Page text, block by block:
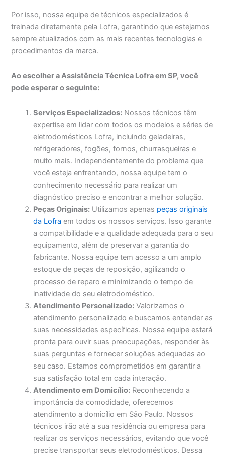
Por isso, nossa equipe de técnicos especializados é
treinada diretamente pela Lofra, garantindo que estejamos
sempre atualizados com as mais recentes tecnologias e
procedimentos da marca.
Ao escolher a Assistência Técnica Lofra em SP, você
pode esperar o seguinte:
Serviços Especializados: Nossos técnicos têm
expertise em lidar com todos os modelos e séries de
eletrodomésticos Lofra, incluindo geladeiras,
refrigeradores, fogões, fornos, churrasqueiras e
muito mais. Independentemente do problema que
você esteja enfrentando, nossa equipe tem o
conhecimento necessário para realizar um
diagnóstico preciso e encontrar a melhor solução.
Peças Originais: Utilizamos apenas peças originais
da Lofra em todos os nossos serviços. Isso garante
a compatibilidade e a qualidade adequada para o seu
equipamento, além de preservar a garantia do
fabricante. Nossa equipe tem acesso a um amplo
estoque de peças de reposição, agilizando o
processo de reparo e minimizando o tempo de
inatividade do seu eletrodoméstico.
Atendimento Personalizado: Valorizamos o
atendimento personalizado e buscamos entender as
suas necessidades específicas. Nossa equipe estará
pronta para ouvir suas preocupações, responder às
suas perguntas e fornecer soluções adequadas ao
seu caso. Estamos comprometidos em garantir a
sua satisfação total em cada interação.
Atendimento em Domicílio: Reconhecendo a
importância da comodidade, oferecemos
atendimento a domicílio em São Paulo. Nossos
técnicos irão até a sua residência ou empresa para
realizar os serviços necessários, evitando que você
precise transportar seus eletrodomésticos. Dessa